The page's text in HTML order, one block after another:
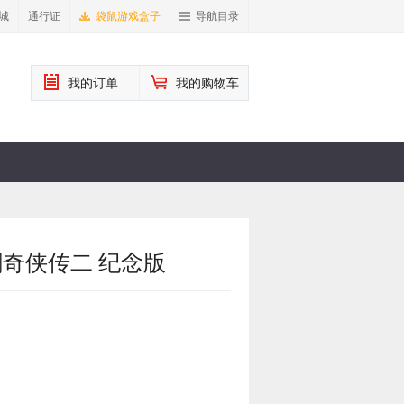
通行证 袋鼠游戏盒子 导航目录
我的订单 我的购物车
侠传二 纪念版